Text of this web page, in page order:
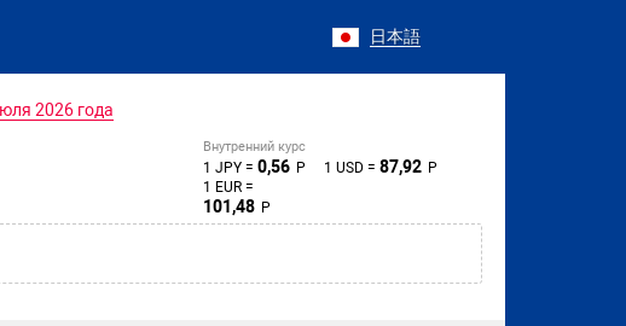
日本語
2026 года
Внутренний курс
1 JPY = 0,56 Р 1 USD = 87,92 Р
1 EUR =
101,48 Р